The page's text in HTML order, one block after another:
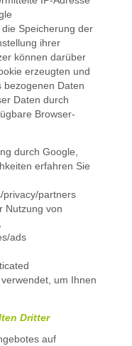
Speicherung der
ihrer
können darüber
erzeugten und
bezogenen Daten
Daten durch
Browser-
durch Google,
erfahren Sie
privacy/partners
Nutzung von
ads
um Ihnen
Dritter
auf